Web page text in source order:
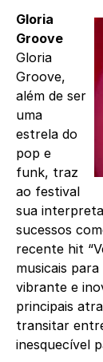
Gloria
Groove
Gloria
Groove,
além de ser
uma
estrela do
pop e
funk, traz
ao festival
sua
sucessos
recente hit
musicais
vibrante e
principais
transitar
inesquecível